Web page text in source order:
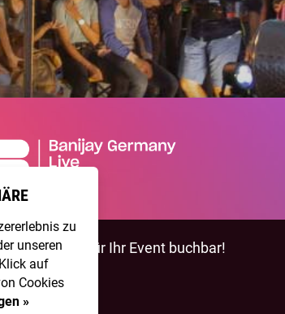
auch für Ihr Event buchbar!
BUCHEN
zu
unseren
auf
Cookies
»